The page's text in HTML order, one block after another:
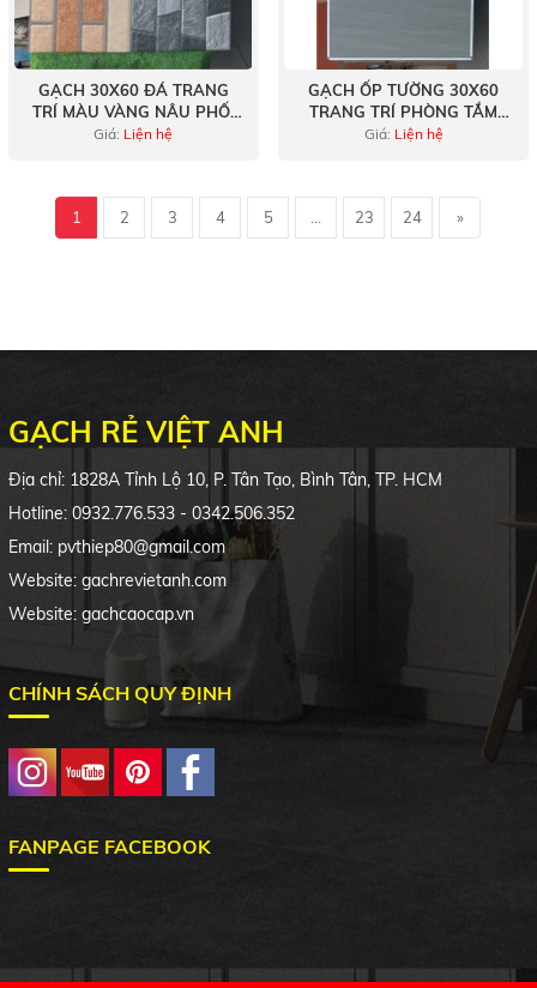
GẠCH 30X60 ĐÁ TRANG
TRÍ MÀU VÀNG NÂU PHỐI
XÁM VÂN ĐÁ VIỆT NAM
Giá: Liện hệ
GẠCH ỐP TƯỜNG 30X60
TRANG TRÍ PHÒNG TẮM
THOÁNG MÁT
Giá: Liện hệ
1 2 3 4 5 23 24 »
GẠCH RẺ VIỆT ANH
Địa chỉ: 1828A Tỉnh Lộ 10, P. Tân Tạo, Bình Tân, TP. HCM
Hotline: 0932.776.533 - 0342.506.352
Email: pvthiep80@gmail.com
Website: gachrevietanh.com
Website: gachcaocap.vn
CHÍNH SÁCH QUY ĐỊNH
FANPAGE FACEBOOK